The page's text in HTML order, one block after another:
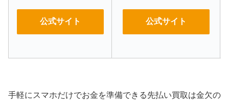
公式サイト 公式サイト
手軽にスマホだけでお金を準備できる先払い買取は金欠の